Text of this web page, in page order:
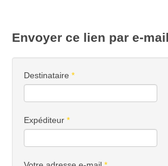
Envoyer ce lien par e-
Destinataire *
Expéditeur *